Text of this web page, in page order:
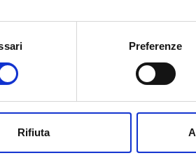
vorremmo anche:
informazioni sulla tua posizione
il tuo consenso in qualsiasi
Preferenze
Rifiuta